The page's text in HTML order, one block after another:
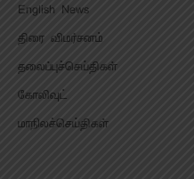
English News
திரை விமர்சனம்
தலைப்புச்செய்திகள்
கோலிவுட்
மாநிலச்செய்திகள்